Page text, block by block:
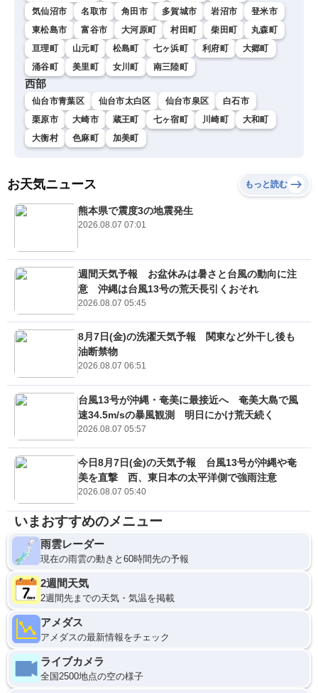
気仙沼市 名取市 角田市 多賀城市 岩沼市
登米市
東松島市
富谷市 大河原町 村田町 柴田町
丸森町
亘理町
山元町 松島町 七ヶ浜町 利府町
大郷町
涌谷町
美里町 女川町 南三陸町
西部
仙台市青葉区 仙台市太白区 仙台市泉区
白石市
栗原市
大崎市 蔵王町 七ヶ宿町 川崎町
大和町
大衡村
色麻町 加美町
お天気ニュース もっと読む
熊本県で震度3の地震発生
2026.08.07 07:01
週間天気予報 お盆休みは暑さと台風の動向に注
意 沖縄は台風13号の荒天長引くおそれ
2026.08.07 05:45
8月7日(金)の洗濯天気予報 関東など外干し後も
油断禁物
2026.08.07 06:51
台風13号が沖縄・奄美に最接近へ 奄美大島で風
速34.5m/sの暴風観測 明日にかけ荒天続く
2026.08.07 05:57
今日8月7日(金)の天気予報 台風13号が沖縄や奄
美を直撃 西、東日本の太平洋側で強雨注意
2026.08.07 05:40
いまおすすめのメニュー
雨雲レーダー
現在の雨雲の動きと60時間先の予報
2週間天気
2週間先までの天気・気温を掲載
アメダス
アメダスの最新情報をチェック
ライブカメラ
全国2500地点の空の様子